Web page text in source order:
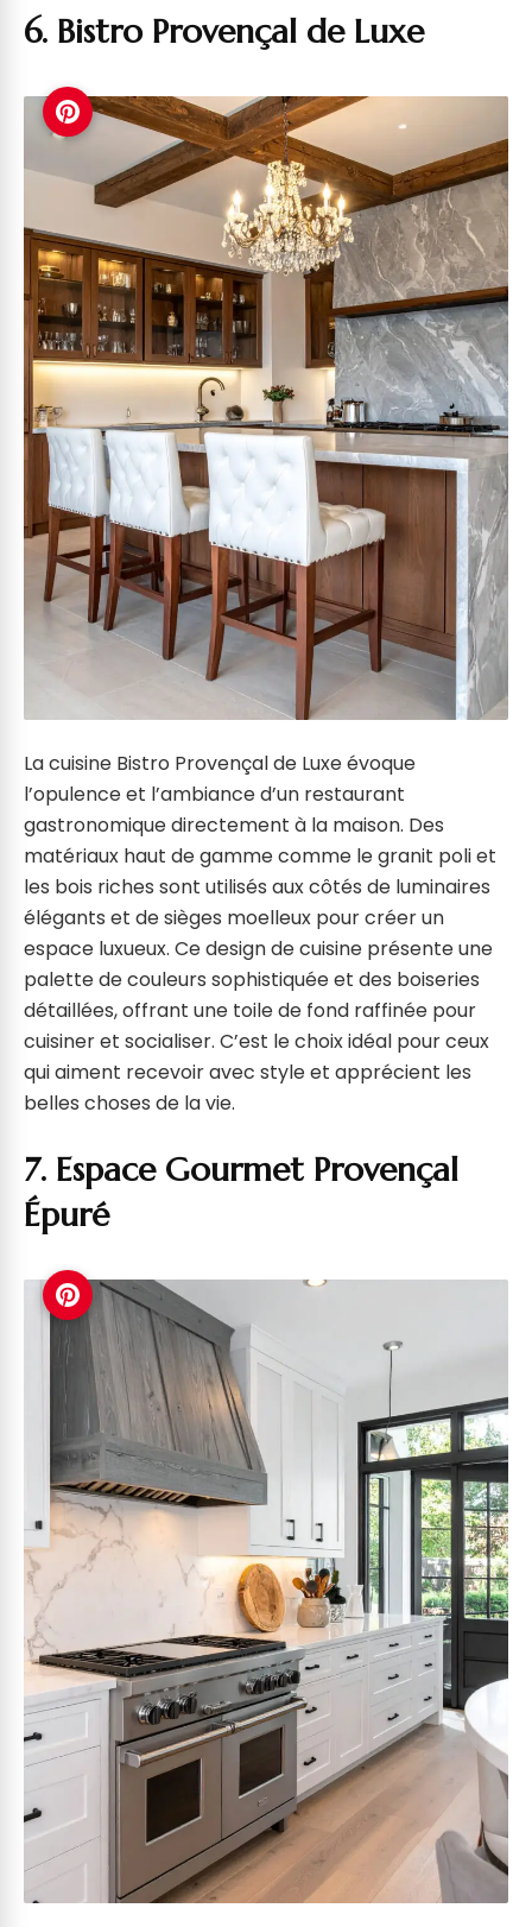
6. Bistro Provençal de Luxe
La cuisine Bistro Provençal de Luxe évoque
l’opulence et l’ambiance d’un restaurant
gastronomique directement à la maison. Des
matériaux haut de gamme comme le granit poli et
les bois riches sont utilisés aux côtés de luminaires
élégants et de sièges moelleux pour créer un
espace luxueux. Ce design de cuisine présente une
palette de couleurs sophistiquée et des boiseries
détaillées, offrant une toile de fond raffinée pour
cuisiner et socialiser. C’est le choix idéal pour ceux
qui aiment recevoir avec style et apprécient les
belles choses de la vie.
7. Espace Gourmet Provençal
Épuré